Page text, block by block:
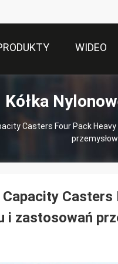
WIDEO
Kółka
Casters Four Pack
Capacity
i zastosowań